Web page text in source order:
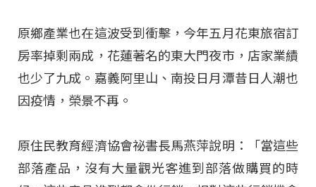
原鄉產業也在這波受到衝擊，今年五月花東旅宿訂
房率掉剩兩成，花蓮著名的東大門夜市，店家業績
也少了九成。嘉義阿里山、南投日月潭昔日人潮也
因疫情，榮景不再。
原住民教育經濟協會祕書長馬燕萍說明：「當這些
部落產品，沒有大量觀光客進到部落做購買的時